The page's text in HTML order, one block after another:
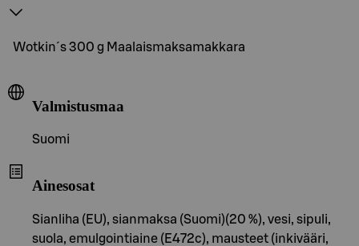
Wotkin´s 300 g Maalaismaksamakkara
Valmistusmaa
Suomi
Ainesosat
Sianliha (EU), sianmaksa (Suomi)(20 %), vesi, sipuli,
suola, emulgointiaine (E472c), mausteet (inkivääri,